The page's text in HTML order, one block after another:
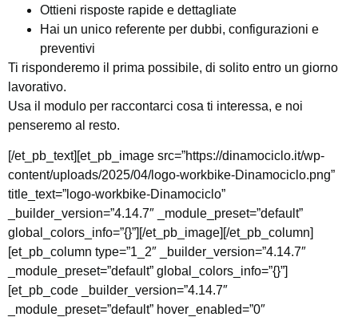
Ottieni risposte rapide e dettagliate
Hai un unico referente per dubbi, configurazioni e
preventivi
Ti risponderemo il prima possibile, di solito entro un giorno
lavorativo.
Usa il modulo per raccontarci cosa ti interessa, e noi
penseremo al resto.
[/et_pb_text][et_pb_image src=”https://dinamociclo.it/wp-
content/uploads/2025/04/logo-workbike-Dinamociclo.png”
title_text=”logo-workbike-Dinamociclo”
_builder_version=”4.14.7″ _module_preset=”default”
global_colors_info=”{}”][/et_pb_image][/et_pb_column]
[et_pb_column type=”1_2″ _builder_version=”4.14.7″
_module_preset=”default” global_colors_info=”{}”]
[et_pb_code _builder_version=”4.14.7″
_module_preset=”default” hover_enabled=”0″